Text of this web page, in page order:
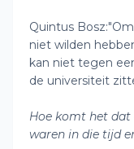
Quintus
niet wilden
kan niet tegen
de universiteit
Hoe komt het dat
waren in die tijd